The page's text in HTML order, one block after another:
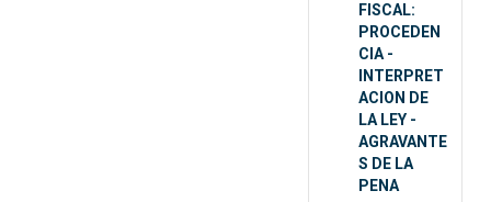
FISCAL:
PROCEDEN
CIA -
INTERPRET
ACION DE
LA LEY -
AGRAVANTE
S DE LA
PENA